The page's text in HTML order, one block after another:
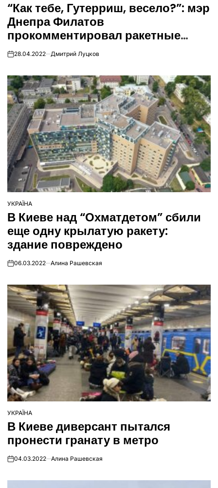
У
“Как тебе, Гутерриш, весело?”: мэр
Днепра Филатов
прокомментировал ракетные
удары по Киеву
on28.04.2022 Дмитрий Луцков
ОПУБЛІКУВАТИ
У
УКРАЇНА
В Киеве над “Охматдетом” сбили
еще одну крылатую ракету:
здание повреждено
on06.03.2022 Алина Рашевская
ОПУБЛІКУВАТИ
У
УКРАЇНА
В Киеве диверсант пытался
пронести гранату в метро
on04.03.2022 Алина Рашевская